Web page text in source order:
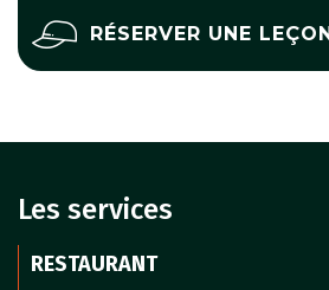
RÉSERVER UNE
Les services
RESTAURANT